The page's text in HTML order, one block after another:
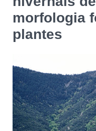
Agenda
CERCAR
morfologia
plantes